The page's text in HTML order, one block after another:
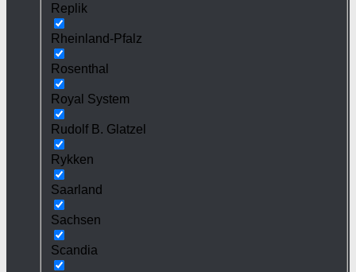
Replik
Rheinland-Pfalz
Rosenthal
Royal System
Rudolf B. Glatzel
Rykken
Saarland
Sachsen
Scandia